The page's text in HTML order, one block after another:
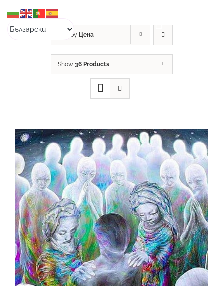
content
Sort by Цена
Show 36 Products